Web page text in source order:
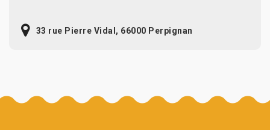
33 rue Pierre Vidal, 66000 Perpignan